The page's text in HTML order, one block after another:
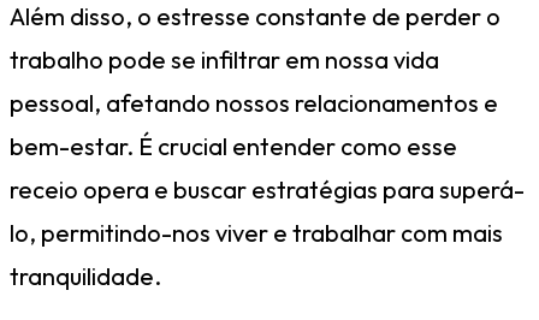
Além disso, o estresse constante de perder o
trabalho pode se infiltrar em nossa vida
pessoal, afetando nossos relacionamentos e
bem-estar. É crucial entender como esse
receio opera e buscar estratégias para superá-
lo, permitindo-nos viver e trabalhar com mais
tranquilidade.